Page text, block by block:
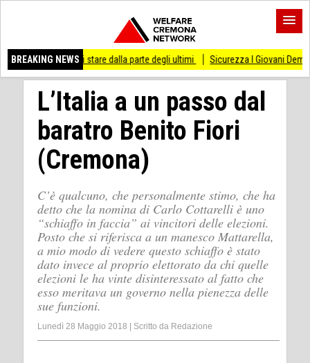
BREAKING NEWS
di stare dalla parte degli ultimi Sicurezza I Giovani Democratici
L’Italia a un passo dal
baratro Benito Fiori
(Cremona)
C’è qualcuno, che personalmente stimo, che ha
detto che la nomina di Carlo Cottarelli è uno
“schiaffo in faccia” ai vincitori delle elezioni.
Posto che si riferisca a un manesco Mattarella,
a mio modo di vedere questo schiaffo è stato
dato invece al proprio elettorato da chi quelle
elezioni le ha vinte disinteressato al fatto che
esso meritava un governo nella pienezza delle
sue funzioni.
Lunedì 28 Maggio 2018 Scritto da Redazione